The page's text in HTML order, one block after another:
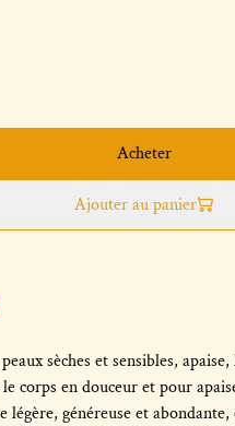
Acheter
Ajouter au panier
sèches et sensibles,
corps en douceur et pour
légère, généreuse et